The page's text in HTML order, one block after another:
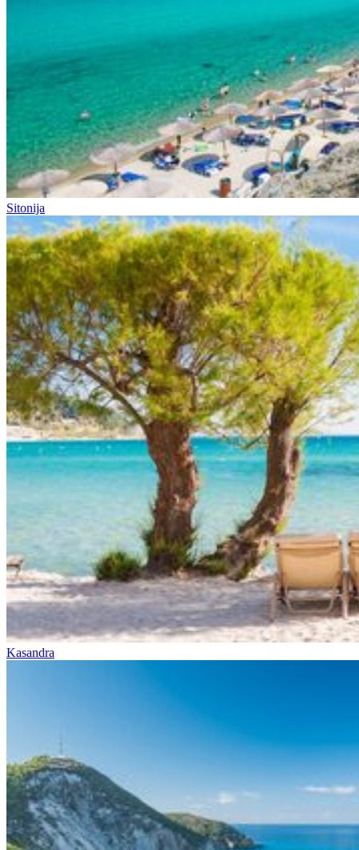
Sitonija
Kasandra